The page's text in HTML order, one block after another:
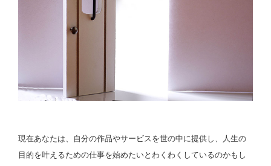
現在あなたは、自分の作品やサービスを世の中に提供し、人生の
目的を叶えるための仕事を始めたいとわくわくしているのかもし